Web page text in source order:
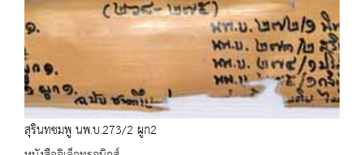
สุรินทชมพู นพ.บ.273/2 ผูก2